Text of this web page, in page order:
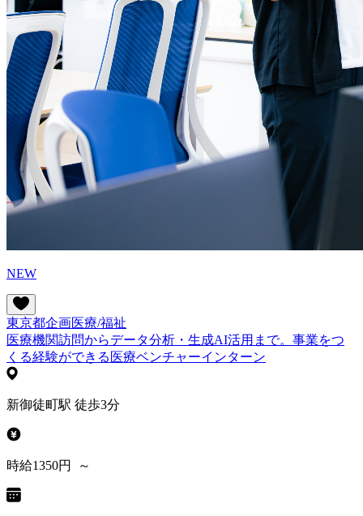
NEW
東京都企画医療/福祉
医療機関訪問からデータ分析・生成AI活用まで。事業をつ
くる経験ができる医療ベンチャーインターン
新御徒町駅 徒歩3分
時給1350円 ～